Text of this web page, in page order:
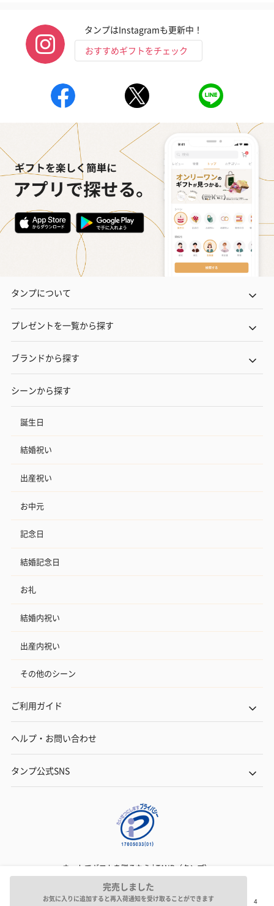
ハンドタオル・ハンカチ
の＋αにおすすめです。
花束ハンドタオル（ピ
ンク）（1,760円）
花束ハンドタオル（ブ
ルー）（1,760円）
花束ハンドタ
ワイト）（
キャンドル・お香
キャンドル・お香を同梱してお届けいたします。
フラッグカプセル：イ
ンセンススティック
（END）（880円）
ンセンススティック
（880円）
（GRAPE
お酒
お酒を同梱してお届けいたします。
ディット（712円）
円）
おつまみ・その他
お酒にぴったりのおつまみ・サプリを同梱してお届けいたしま
す。
ごろっとうまみ チーズ
完売しました
お気に入りに追加すると再入荷通知を受け取ることができます
タンプはInstagramも更新中！
おすすめギフトをチェック
タンプについて
プレゼントを一覧から探す
ブランドから探す
シーンから探す
誕生日
結婚祝い
出産祝い
お中元
記念日
結婚記念日
お礼
結婚内祝い
出産内祝い
その他のシーン
ご利用ガイド
ヘルプ・お問い合わせ
タンプ公式SNS
ネットでギフトを贈るなら | TANP（タンプ）
Copyright© TANP Inc.